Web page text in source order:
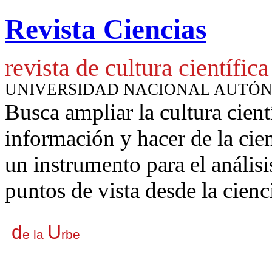
Revista Ciencias
revista de cultura científica
UNIVERSIDAD NACIONAL
Busca ampliar la cultura
información y hacer de la
un instrumento para el
puntos de vista desde la
de la Urbe